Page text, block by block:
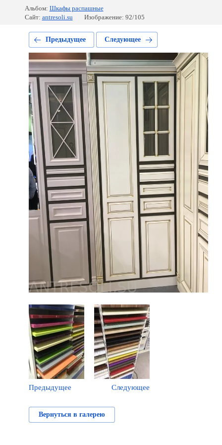
Альбом: Шкафы распашные
Сайт: antresoli.su Изображение: 92/105
Предыдущее Следующее
Предыдущее Следующее
Вернуться в галерею